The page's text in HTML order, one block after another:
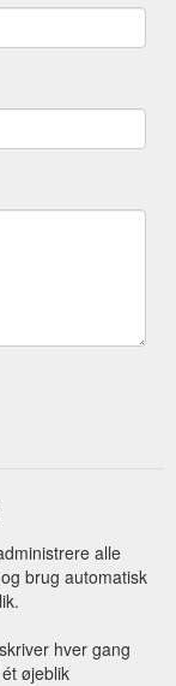
alle
brug automatisk
hver gang
øjeblik